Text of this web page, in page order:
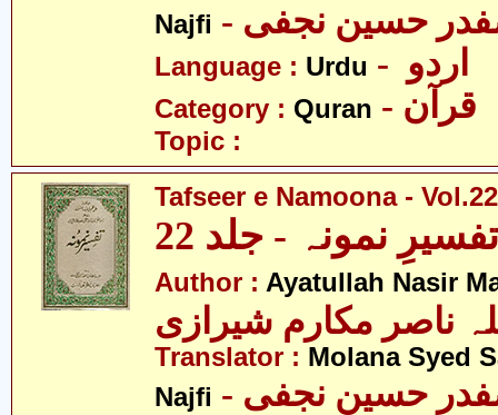
Najfi
صفدر حسین نجفی
Language : Urdu
Category : Quran - قرآن
Topic :
Tafseer e Namoona - Vol.22
تفسیرِ نمونہ - جلد 22
Author : Ayatullah Nasir
ناصر مکارم شیرازی
Translator : Molana Syed
Najfi
صفدر حسین نجفی